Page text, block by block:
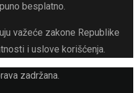
besplatno.
važeće zakone Republike
i uslove korišćenja.
zadržana.